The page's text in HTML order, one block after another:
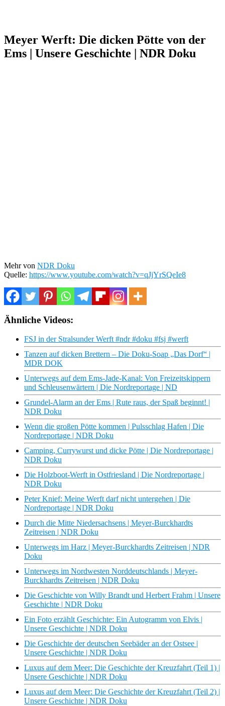
Meyer Werft: Die dicken Pötte von der
Ems | Unsere Geschichte | NDR Doku
Mehr von NDR Doku
Quelle: https://www.youtube.com/watch?v=qJjYrSQeIe8
Ähnliche Videos:
FSJ in der Stralsunder Werft #ndr #doku #fsj #werft
Tanzen auf dicken Brettern – Die Doku-Soap „Das Dorf“ |
MDR DOK
Unterwegs auf dem Ems-Jade-Kanal: Von Freizeitskippern
und Schleusenwärtern | Die Nordreportage | ND
Grundel-Alarm an der Ems | Rute raus, der Spaß beginnt! |
NDR Doku
Wenn die großen Pötte kommen | Pulsschlag Hafen | Die
Nordreportage | NDR Doku
Camping, Currywurst und dicke Pötte | Die Nordreportage |
NDR Doku
Die Holzboot-Werft in Ostfriesland | Die Nordreportage |
NDR Doku
Peter Knief: Meine Werft darf nicht untergehen | Die
Nordreportage | NDR Doku
Durch die Mitte Niedersachsens | Meyer-Burckhardts
Zeitreisen | NDR Doku
Unterwegs im Harz | Meyer-Burckhardts Zeitreisen | NDR
Doku
Unterwegs im Nordwesten Norddeutschlands | Meyer-
Burckhardts Zeitreisen | NDR Doku
Die Geschichte von Willy Brandt und Herbert Frahm | Unsere
Geschichte | NDR Doku
Ein Foto erzählt Geschichte: Ein Autogramm von Elvis |
Unsere Geschichte | NDR Doku
Die Geschichte der deutschen Seebäder an der Ostsee |
Unsere Geschichte | NDR Doku
Luxus auf dem Meer: Die Geschichte der Kreuzfahrt (Teil 1) |
Unsere Geschichte | NDR Doku
Luxus auf dem Meer: Die Geschichte der Kreuzfahrt (Teil 2) |
Unsere Geschichte | NDR Doku